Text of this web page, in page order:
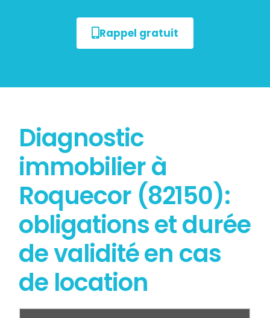
Rappel gratuit
Diagnostic
immobilier à
Roquecor (82150):
obligations et durée
de validité en cas
de location